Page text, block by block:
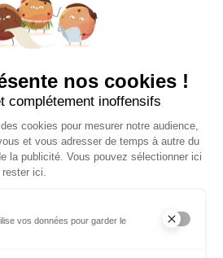
nos cookies !
complétement inoffensifs
cookies pour mesurer notre audience,
et vous adresser de temps à autre du
la publicité. Vous pouvez sélectionner ici
ici.
vos données pour garder le